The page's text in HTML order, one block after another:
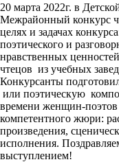
20 марта 2022г. в
Межрайонный конкурс
целях и задачах
поэтического и
нравственных
чтецов из учебных
Конкурсанты
или поэтическую
времени женщин-
компетентного жюри:
произведения,
исполнения.
выступлением!